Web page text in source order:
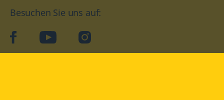
Besuchen Sie uns auf:
facebookYouTube Instagram